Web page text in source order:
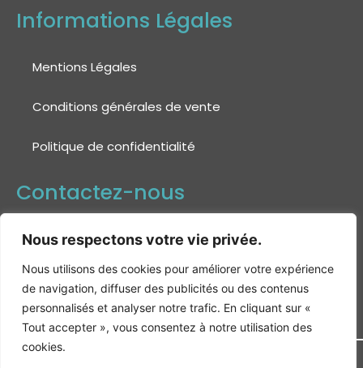
Nous respectons votre vie privée.
Nous utilisons des cookies pour améliorer votre expérience
de navigation, diffuser des publicités ou des contenus
personnalisés et analyser notre trafic. En cliquant sur «
Tout accepter », vous consentez à notre utilisation des
cookies.
Informations Légales
Mentions Légales
Conditions générales de vente
Politique de confidentialité
Contactez-nous
Logidriel, 7 ROUTE DE MAISSE, 91720 BUNO-
BONNEVAUX